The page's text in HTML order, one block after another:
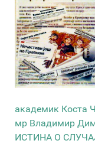
академик Коста
мр Владимир
ИСТИНА О